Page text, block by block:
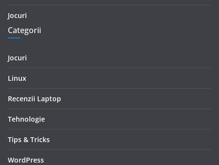
Jocuri
Categorii
Jocuri
Linux
Recenzii Laptop
Tehnologie
Tips & Tricks
WordPress